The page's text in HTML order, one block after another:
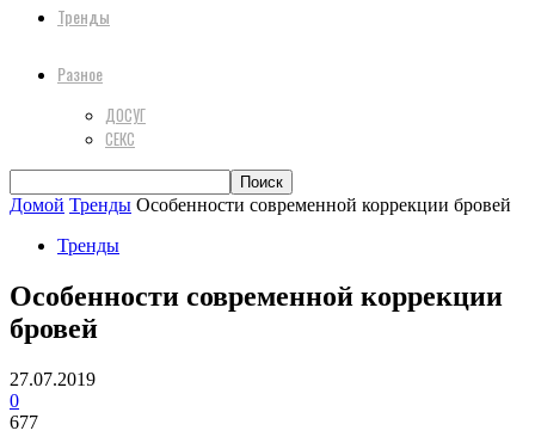
Тренды
Разное
ДОСУГ
СЕКС
Домой Тренды Особенности современной коррекции бровей
Тренды
Особенности современной коррекции
бровей
27.07.2019
0
677